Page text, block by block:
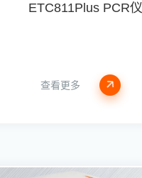
ETC811Plus PCR仪
查看更多